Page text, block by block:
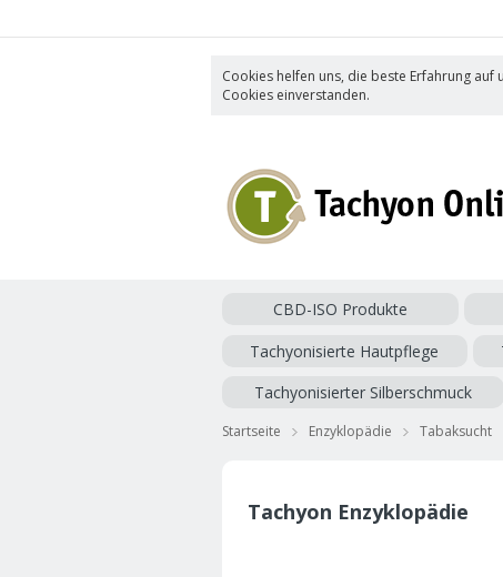
Cookies helfen uns, die beste Erfahrung
Cookies einverstanden.
CBD-ISO Produkte
Tachyonisierte Hautpflege
Tachyonisierter Silberschmuck
Startseite Enzyklopädie Tabaksucht
Tachyon Enzyklopädie